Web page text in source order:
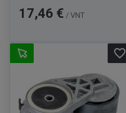
Kaina
17,46 € / VNT
favorite_border